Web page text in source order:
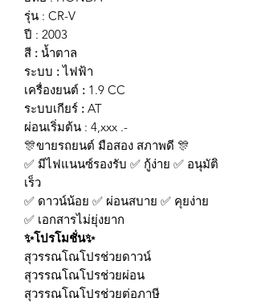
รุ่น : CR-V
ปี : 2003
สี : น้ำตาล
ระบบ :ไฟฟ้า
เครื่องยนต์ : 1.9 CC
ระบบเกียร์ : AT
ผ่อนเริ่มต้น : 4,xxx .-
🎊ขายรถยนต์ มือสอง สภาพดี 🎊
✅ มีไฟแนนซ์รองรับ ✅ กู้ง่าย ✅ อนุมัติ
เร็ว
✅ ดาวน์น้อย ✅ ผ่อนสบาย ✅ คุยง่าย
✅ เอกสารไม่ยุ่งยาก
✨โปรโมชั่น✨
สุวรรณโณโปรช่วยดาวน์
สุวรรณโณโปรช่วยผ่อน
สุวรรณโณโปรช่วยต่อภาษี